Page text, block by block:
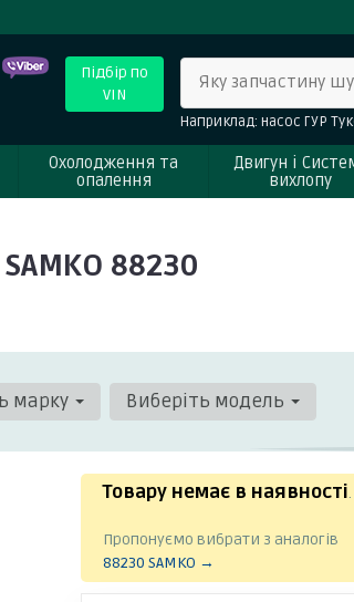
Підбір по
VIN
Яку запчастину
Наприклад: насос ГУР
Охолодження та
опалення
Двигун і
вихлопу
88230
марку Виберіть модель
Товару немає в наявності.
Пропонуємо вибрати з аналогів
88230 SAMKO →